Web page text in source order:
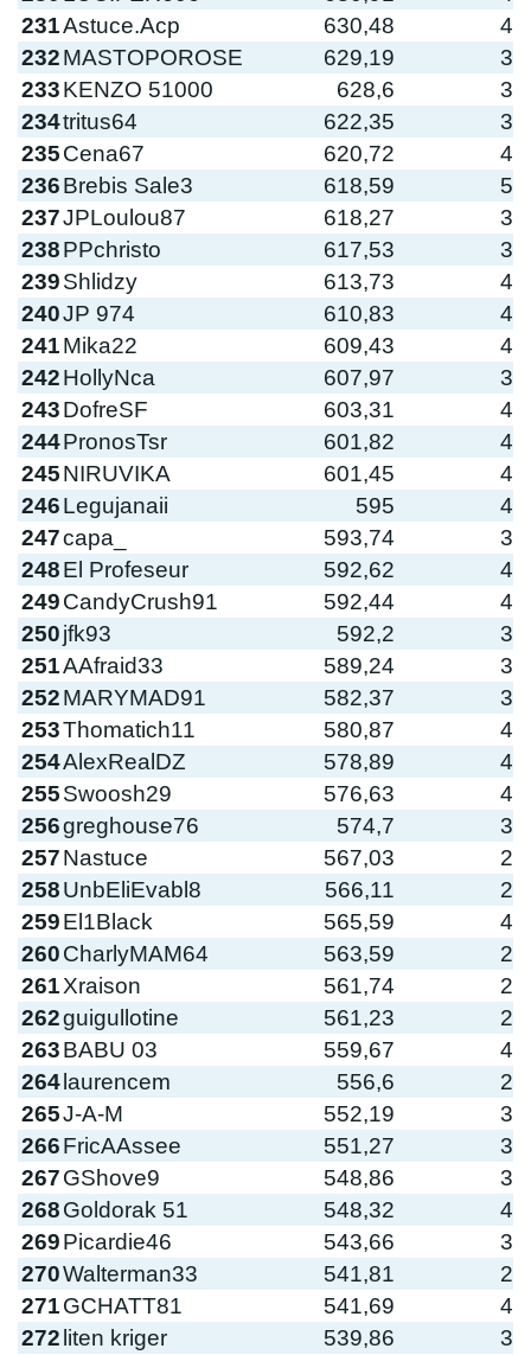
231Astuce.Acp 630,48
4
232MASTOPOROSE 629,19
3
233KENZO 51000 628,6
3
234tritus64 622,35
3
235Cena67 620,72
4
236Brebis Sale3 618,59
5
237JPLoulou87 618,27
3
238PPchristo 617,53
3
239Shlidzy 613,73
4
240JP 974 610,83
4
241Mika22 609,43
4
242HollyNca 607,97
3
243DofreSF 603,31
4
244PronosTsr 601,82
4
245NIRUVIKA 601,45
4
246Legujanaii 595
4
247capa_ 593,74
3
248El Profeseur 592,62
4
249CandyCrush91 592,44
4
250jfk93 592,2
3
251AAfraid33 589,24
3
252MARYMAD91 582,37
3
253Thomatich11 580,87
4
254AlexRealDZ 578,89
4
255Swoosh29 576,63
4
256greghouse76 574,7
3
257Nastuce 567,03
2
258UnbEliEvabl8 566,11
2
259El1Black 565,59
4
260CharlyMAM64 563,59
2
261Xraison 561,74
2
262guigullotine 561,23
2
263BABU 03 559,67
4
264laurencem 556,6
2
265J-A-M 552,19
3
266FricAAssee 551,27
3
267GShove9 548,86
3
268Goldorak 51 548,32
4
269Picardie46 543,66
3
270Walterman33 541,81
2
271GCHATT81 541,69
4
272liten kriger 539,86
3